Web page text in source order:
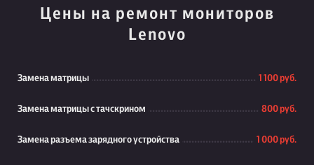
Цены на ремонт мониторов
Lenovo
Замена матрицы 1 100 руб.
Замена матрицы с тачскрином 800 руб.
Замена разъема зарядного устройства 1 000 руб.